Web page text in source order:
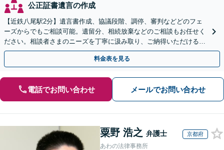
公正証書遺言の作成
【近鉄八尾駅2分】遺言書作成、協議段階、調停、審判などどのフェ
ーズからでもご相談可能。遺留分、相続放棄などのご相談もお任せく
ださい。相談者さまのニーズを丁寧に汲み取り、ご納得いただける解
決を実現できるよう尽力します【夜間・休日相談OK】
料金表を見る
電話でお問い合わせ メールでお問い合わせ
粟野 浩之 弁護士 京都府
あわの法律事務所